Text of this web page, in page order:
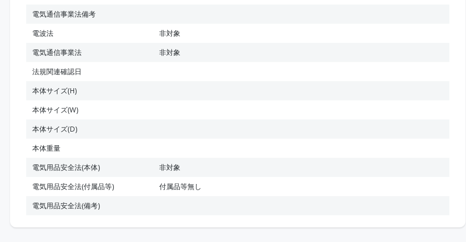
電気通信事業法備考
電波法
非対象
電気通信事業法
非対象
法規関連確認日
本体サイズ(H)
本体サイズ(W)
本体サイズ(D)
本体重量
電気用品安全法(本体)
非対象
電気用品安全法(付属品等)
付属品等無し
電気用品安全法(備考)